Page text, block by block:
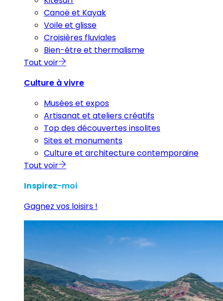
Canoë et Kayak
Voile et glisse
Croisières fluviales
Bien-être et thermalisme
Tout voir
Culture à vivre
Musées et expos
Artisanat et ateliers créatifs
Top des découvertes insolites
Sites et monuments
Culture et architecture contemporaine
Tout voir
Inspirez-moi
Gagnez vos loisirs !